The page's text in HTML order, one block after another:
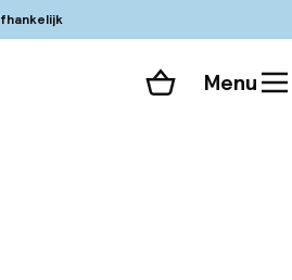
Winkelmand
Menu